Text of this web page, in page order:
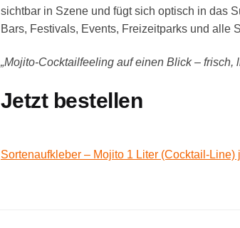
sichtbar in Szene und fügt sich optisch in das
Bars, Festivals, Events, Freizeitparks und alle
„Mojito-Cocktailfeeling auf einen Blick – frisch,
Jetzt bestellen
Sortenaufkleber – Mojito 1 Liter (Cocktail-